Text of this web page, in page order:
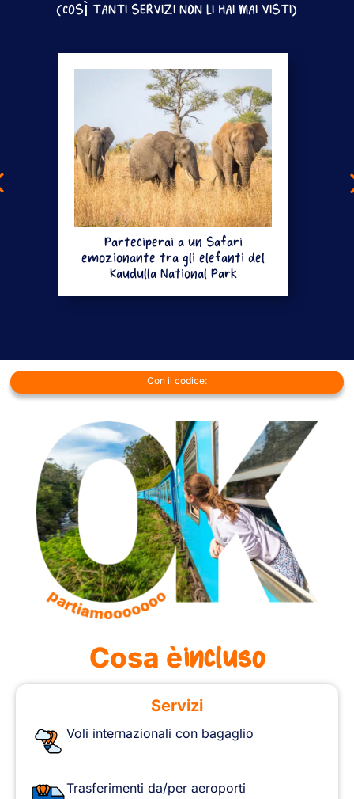
(COSÌ TANTI SERVIZI NON LI HAI MAI VISTI)
Parteciperai a un Safari
emozionante tra gli elefanti del
Kaudulla National Park
Con il codice:
Cosa èincluso
Servizi
Voli internazionali con bagaglio
Trasferimenti da/per aeroporti